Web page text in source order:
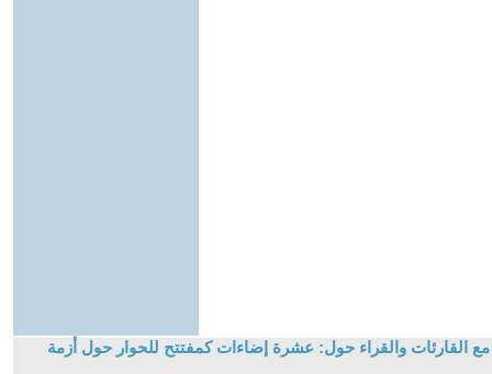
والقراء حول: عشرة إضاءات كمفتتح للحوار حول أزمة